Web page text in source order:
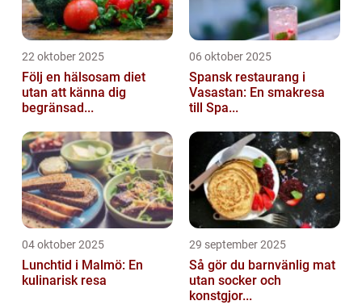
22 oktober 2025
Följ en hälsosam diet
utan att känna dig
begränsad...
06 oktober 2025
Spansk restaurang i
Vasastan: En smakresa
till Spa...
04 oktober 2025
Lunchtid i Malmö: En
kulinarisk resa
29 september 2025
Så gör du barnvänlig mat
utan socker och
konstgjor...